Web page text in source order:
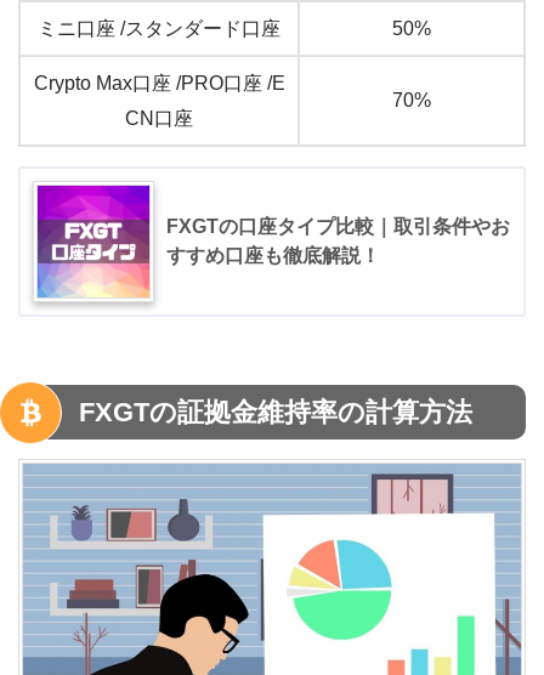
ミニ口座 /スタンダード口座 50%
Crypto Max口座 /PRO口座 /E
CN口座
70%
FXGTの口座タイプ比較｜取引条件やお
すすめ口座も徹底解説！
FXGTの証拠金維持率の計算方法